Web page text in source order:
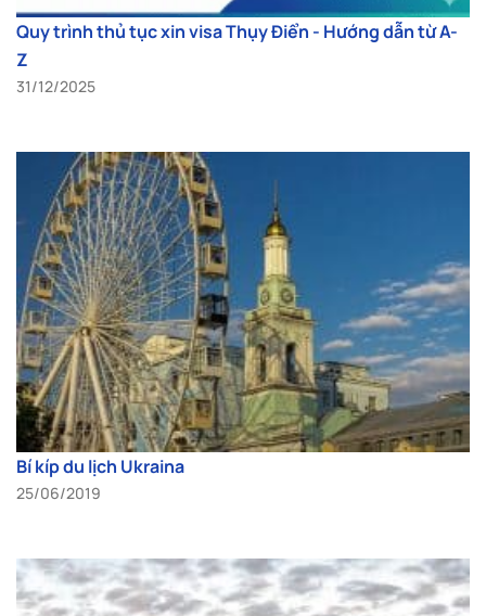
Quy trình thủ tục xin visa Thụy Điển - Hướng dẫn từ A-
Z
31/12/2025
Bí kíp du lịch Ukraina
25/06/2019